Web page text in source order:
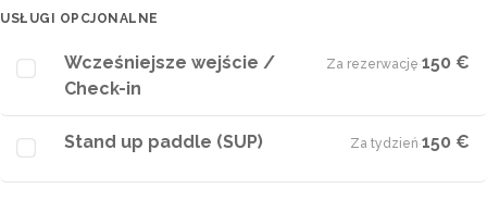
USŁUGI OPCJONALNE
Wcześniejsze wejście /
Check-in
Za rezerwację·150 €
Stand up paddle (SUP) Za tydzień·150 €